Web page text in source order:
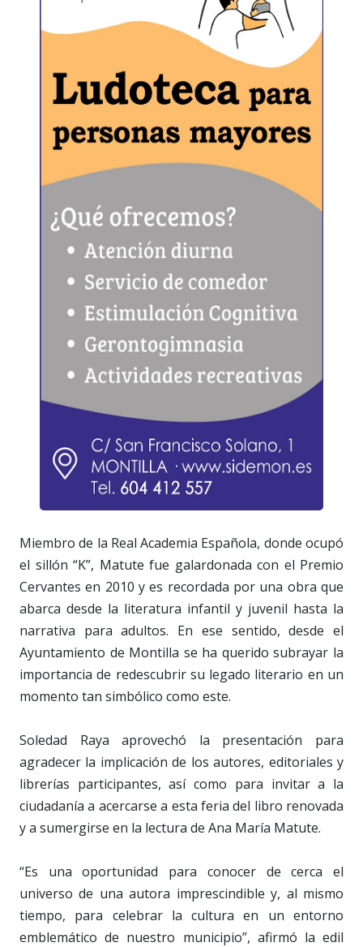
Miembro de la Real Academia Española, donde ocupó
el sillón “K”, Matute fue galardonada con el Premio
Cervantes en 2010 y es recordada por una obra que
abarca desde la literatura infantil y juvenil hasta la
narrativa para adultos. En ese sentido, desde el
Ayuntamiento de Montilla se ha querido subrayar la
importancia de redescubrir su legado literario en un
momento tan simbólico como este.
Soledad Raya aprovechó la presentación para
agradecer la implicación de los autores, editoriales y
librerías participantes, así como para invitar a la
ciudadanía a acercarse a esta feria del libro renovada
y a sumergirse en la lectura de Ana María Matute.
“Es una oportunidad para conocer de cerca el
universo de una autora imprescindible y, al mismo
tiempo, para celebrar la cultura en un entorno
emblemático de nuestro municipio”, afirmó la edil